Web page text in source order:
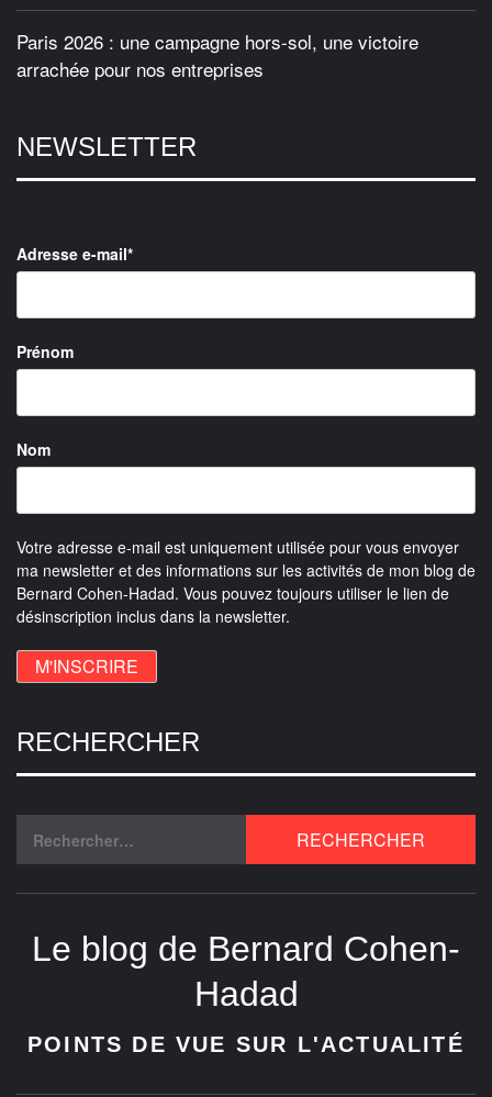
Paris 2026 : une campagne hors-sol, une victoire
arrachée pour nos entreprises
NEWSLETTER
Adresse e-mail*
Prénom
Nom
Votre adresse e-mail est uniquement utilisée pour vous envoyer
ma newsletter et des informations sur les activités de mon blog de
Bernard Cohen-Hadad. Vous pouvez toujours utiliser le lien de
désinscription inclus dans la newsletter.
RECHERCHER
Le blog de Bernard Cohen-
Hadad
POINTS DE VUE SUR L'ACTUALITÉ